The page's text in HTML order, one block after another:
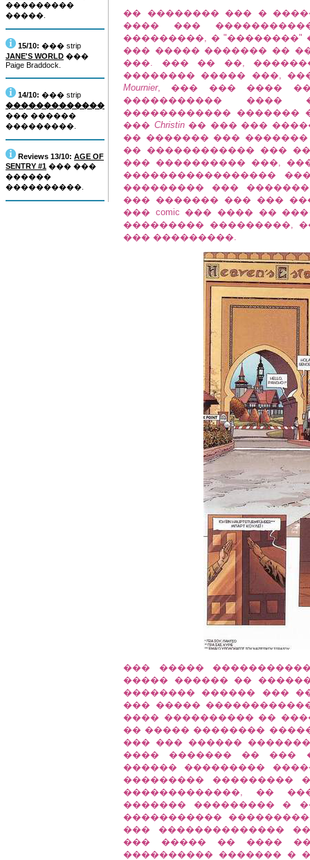
���������
�����.
15/10: ��� strip
JANE'S WORLD ���
Paige Braddock.
14/10: ��� strip
�������������
��� ������
���������.
Reviews 13/10: AGE OF
SENTRY #1 ��� ���
������
����������.
�� �������� ��� �
���� ���
���������, � "��������"
��� ����� ������� ��
���. ��� �� ��,
�������� ����� ���,
Mournier, ��� ��� ����
����������� ����
������������ �������
��� Christin�� ��� ���
�� ������� ���
�� ������������ ���
��� ���������� ���, ���
�����������������
��������� ���
��� ������� ��� ���
��� comic ��� ���� ��
��������� ���������,
��� ���������.
��� �����
����� ������ ��
�������� ������ ���
��� �����
���� ���������� ��
�� ����� ��������
��� ��� ������
���� ������� �� ���
������ ���������
��������� ���������
�������������, ��
������� ��������� �
�����������
��� ��������������
��� ����� �� ����
���������� ������� �